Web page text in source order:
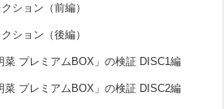
ション（前編）
ション（後編）
菜 プレミアムBOX」の検証 DISC1編
菜 プレミアムBOX」の検証 DISC2編